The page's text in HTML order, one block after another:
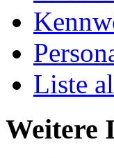
Liste
Weitere